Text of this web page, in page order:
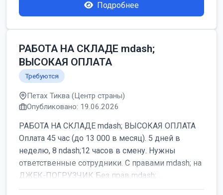
Подробнее
РАБОТА НА СКЛАДЕ mdash;
ВЫСОКАЯ ОПЛАТА
Требуются
Петах Тиква (Центр страны)
Опубликовано: 19.06.2026
РАБОТА НА СКЛАДЕ mdash; ВЫСОКАЯ ОПЛАТА
Оплата 45 час (до 13 000 в месяц). 5 дней в
неделю, 8 ndash;12 часов в смену. Нужны
ответственные сотрудники. С правами mdash; на
ДЖЕК-ПОГРУЗЧИК Без прав mdash; ...